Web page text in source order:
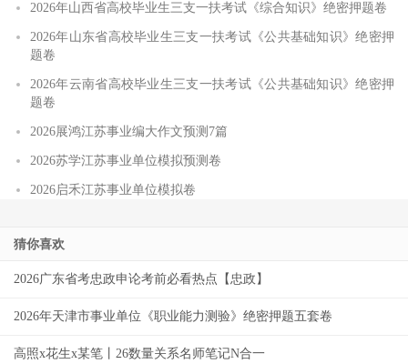
2026年山西省高校毕业生三支一扶考试《综合知识》绝密押题卷
2026年山东省高校毕业生三支一扶考试《公共基础知识》绝密押
题卷
2026年云南省高校毕业生三支一扶考试《公共基础知识》绝密押
题卷
2026展鸿江苏事业编大作文预测7篇
2026苏学江苏事业单位模拟预测卷
2026启禾江苏事业单位模拟卷
猜你喜欢
2026广东省考忠政申论考前必看热点【忠政】
2026年天津市事业单位《职业能力测验》绝密押题五套卷
高照x花生x某笔丨26数量关系名师笔记N合一